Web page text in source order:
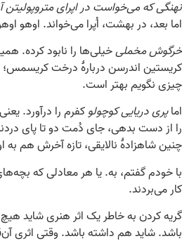
نهنگی که می‌خواست در اپرای متروپولیتن
اما بعد، در بهشت، اُپرا می‌خواند. اوهو
خرگوش مخملی خیلی‌ها را نابود کرده.
کریستین اندرسن دربارۀ درخت کریسمس؛
چیزی نگویم بهتر است.
اماپری دریایی کوچولو کفرم را درآورد.
را از دست بدهی، جای دُمت دو تا پای
چنین شاهزادۀ نالایقی، تازه آخرش هم به
کار می‌بردند.
گریه کردن به خاطر یک اثر هنری شاید
باشد. شاید هم داشته باشد. وقتی اثری